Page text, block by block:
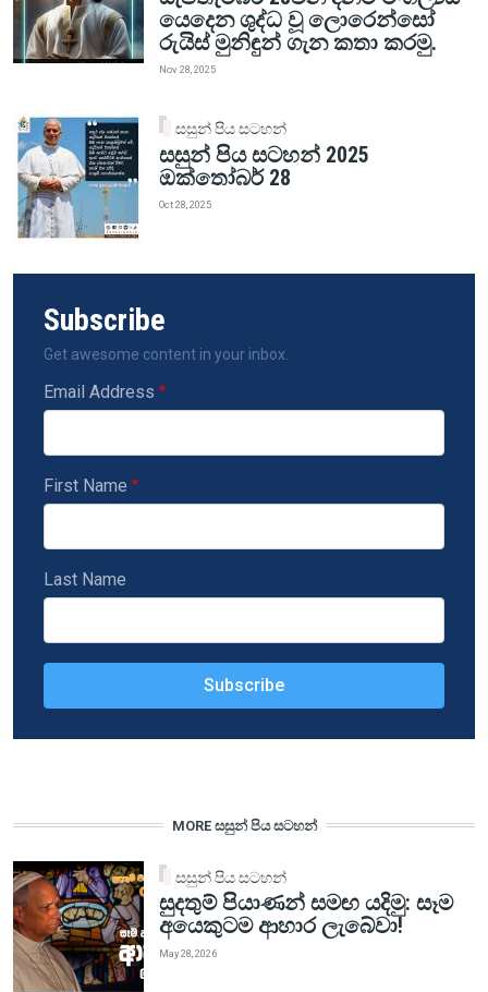
යෙදෙන ශුද්ධ වූ ලොරෙන්සෝ
රුයිස් මුනිඳුන් ගැන කතා කරමු.
Nov 28, 2025
සසුන් පිය සටහන්
සසුන් පිය සටහන් 2025
ඔක්තෝබර් 28
Oct 28, 2025
Subscribe
Get awesome content in your inbox.
Email Address
First Name
Last Name
MORE සසුන් පිය සටහන්
සසුන් පිය සටහන්
සුදතුම් පියාණන් සමඟ යදිමු: සෑම
අයෙකුටම ආහාර ලැබේවා!
May 28, 2026